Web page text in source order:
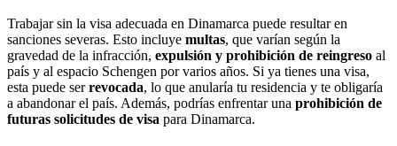
Trabajar sin la visa adecuada en Dinamarca puede resultar en
sanciones severas. Esto incluye multas, que varían según la
gravedad de la infracción, expulsión y prohibición de reingreso al
país y al espacio Schengen por varios años. Si ya tienes una visa,
esta puede serrevocada, lo que anularía tu residencia y te obligaría
a abandonar el país. Además, podrías enfrentar una prohibición de
futuras solicitudes de visa para Dinamarca.